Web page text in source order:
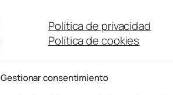
Gestionar consentimiento
Política de privacidad
Política de cookies